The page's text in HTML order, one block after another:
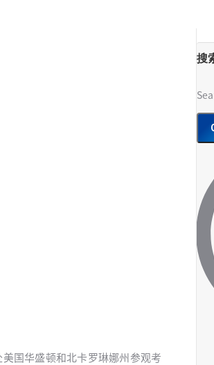
美国华盛顿和北卡罗琳娜州参观考
搜